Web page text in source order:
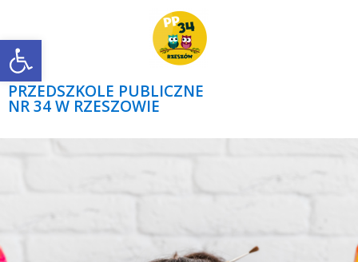
Open toolbar
PRZEDSZKOLE PUBLICZNE
NR 34 W RZESZOWIE